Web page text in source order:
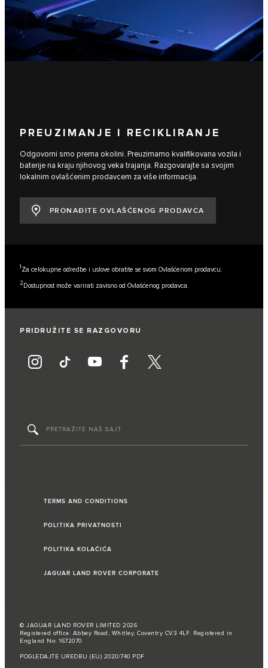
PREUZIMANJE I RECIKLIRANJE
Odgovorni smo prema okolini. Preuzimamo kvalifikovana vozila i
baterije na kraju njihovog veka trajanja. Razgovarajte sa svojim
lokalnim ovlašćenim prodavcem za više informacija.
PRONAĐITE OVLAŠĆENOG PRODAVCA
1Za celokupne odredbe i uslove obratite se svom Ovlašćenom prodavcu.
2Dostupnost može varirati zavisno od Ovlašćenog prodavca.
PRIDRUŽITE SE RAZGOVORU
TERMS AND CONDITIONS
POLITIKA PRIVATNOSTI
POLITIKA KOLAČIĆA
JAGUAR LAND ROVER CORPORATE
© JAGUAR LAND ROVER LIMITED 2026
Registered office: Abbey Road, Whitley, Coventry CV3 4LF. Registered in
England No: 1672070
POGLEDAJTE UREDBU (EU) 2020/740 PDF